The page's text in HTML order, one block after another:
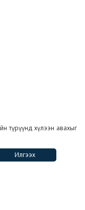
түрүүнд хүлээн авахыг
Илгээх